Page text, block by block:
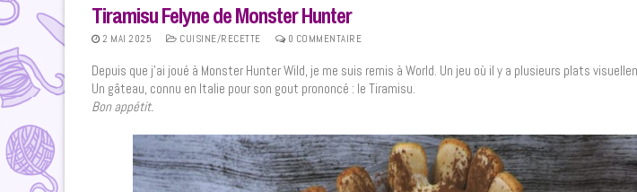
Tiramisu Felyne de Monster Hunter
2 MAI 2025 CUISINE/RECETTE 0 COMMENTAIRE
Depuis que j’ai joué à Monster Hunter Wild, je me suis remis à World. Un jeu où il y a plusieurs plats
Un gâteau, connu en Italie pour son gout prononcé : le Tiramisu.
Bon appétit.